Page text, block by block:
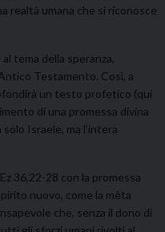
realtà umana che si riconosce
tema della speranza,
Testamento. Così, a
un testo profetico (qui
di una promessa divina
Israele, ma l’intera
36,22-28 con la promessa
nuovo, come la mèta
che, senza il dono di